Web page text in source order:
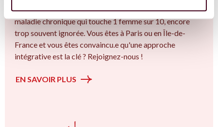
thématique de la fertilité et particulièrement sur l’ Une
maladie chronique qui touche 1 femme sur 10, encore
trop souvent ignorée. Vous êtes à Paris ou en Île-de-
France et vous êtes convaincu.e qu'une approche
intégrative est la clé ? Rejoignez-nous !
EN SAVOIR PLUS